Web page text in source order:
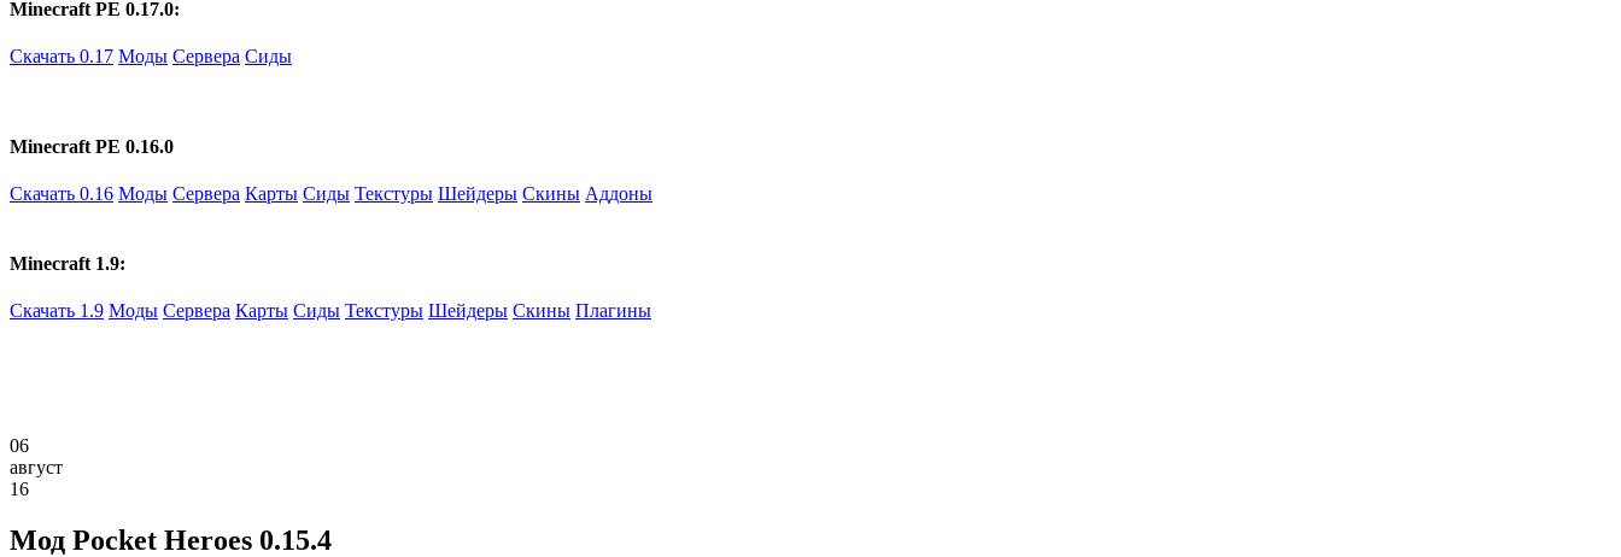
Minecraft PE 0.17.0:
Скачать 0.17 Моды Сервера Сиды
Minecraft PE 0.16.0
Скачать 0.16 Моды Сервера Карты Сиды Текстуры Шейдеры Скины Аддоны
Minecraft 1.9:
Скачать 1.9 Моды Сервера Карты Сиды Текстуры Шейдеры Скины Плагины
06
август
16
Мод Pocket Heroes 0.15.4